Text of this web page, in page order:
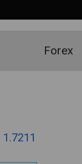
Forex
1.7211